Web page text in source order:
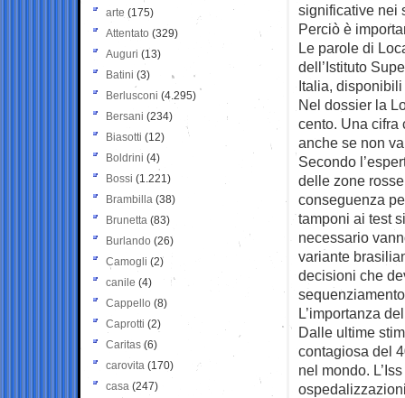
significative nei
Perciò è
Le parole di
dell’Istituto
Italia,
Nel dossier la
cento. Una cifra
anche se non
Secondo
delle zone
conseguenza
tamponi ai test
necessario
variante
decisioni che
L’importanza
Dalle ultime
contagiosa del
nel mondo.
arte (175)
Attentato (329)
Auguri (13)
Batini (3)
Berlusconi (4.295)
Bersani (234)
Biasotti (12)
Boldrini (4)
Bossi (1.221)
Brambilla (38)
Brunetta (83)
Burlando (26)
Camogli (2)
canile (4)
Cappello (8)
Caprotti (2)
Caritas (6)
carovita (170)
casa (247)